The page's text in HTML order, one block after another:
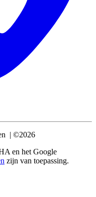
| ©2026
en het Google
zijn van toepassing.